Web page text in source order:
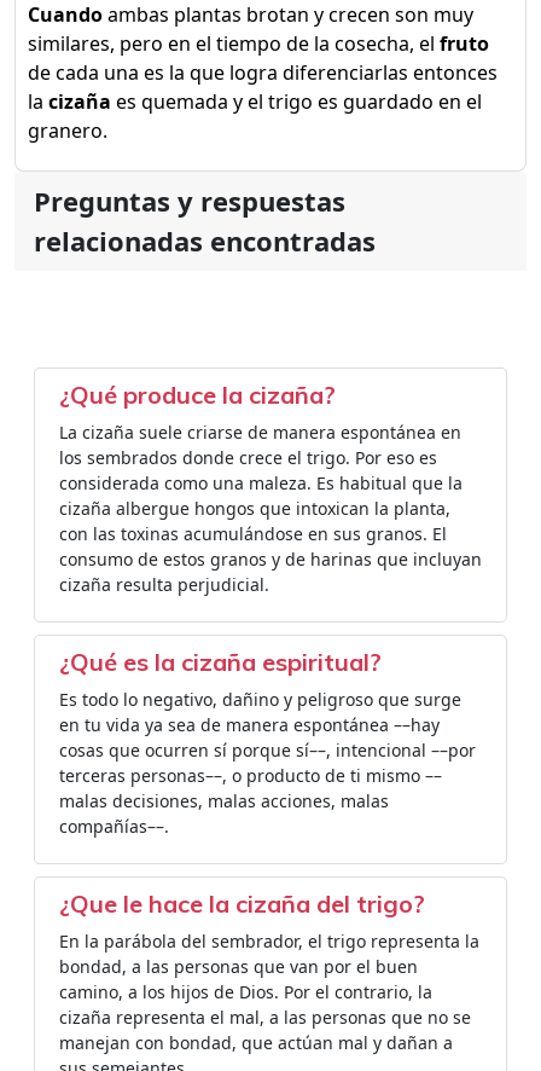
Cuandoambas plantas brotan y crecen son muy
similares, pero en el tiempo de la cosecha, el fruto
de cada una es la que logra diferenciarlas entonces
la cizaña es quemada y el trigo es guardado en el
granero.
Preguntas y respuestas
relacionadas encontradas
¿Qué produce la cizaña?
La cizaña suele criarse de manera espontánea en
los sembrados donde crece el trigo. Por eso es
considerada como una maleza. Es habitual que la
cizaña albergue hongos que intoxican la planta,
con las toxinas acumulándose en sus granos. El
consumo de estos granos y de harinas que incluyan
cizaña resulta perjudicial.
¿Qué es la cizaña espiritual?
Es todo lo negativo, dañino y peligroso que surge
en tu vida ya sea de manera espontánea ––hay
cosas que ocurren sí porque sí––, intencional ––por
terceras personas––, o producto de ti mismo ––
malas decisiones, malas acciones, malas
compañías––.
¿Que le hace la cizaña del trigo?
En la parábola del sembrador, el trigo representa la
bondad, a las personas que van por el buen
camino, a los hijos de Dios. Por el contrario, la
cizaña representa el mal, a las personas que no se
manejan con bondad, que actúan mal y dañan a